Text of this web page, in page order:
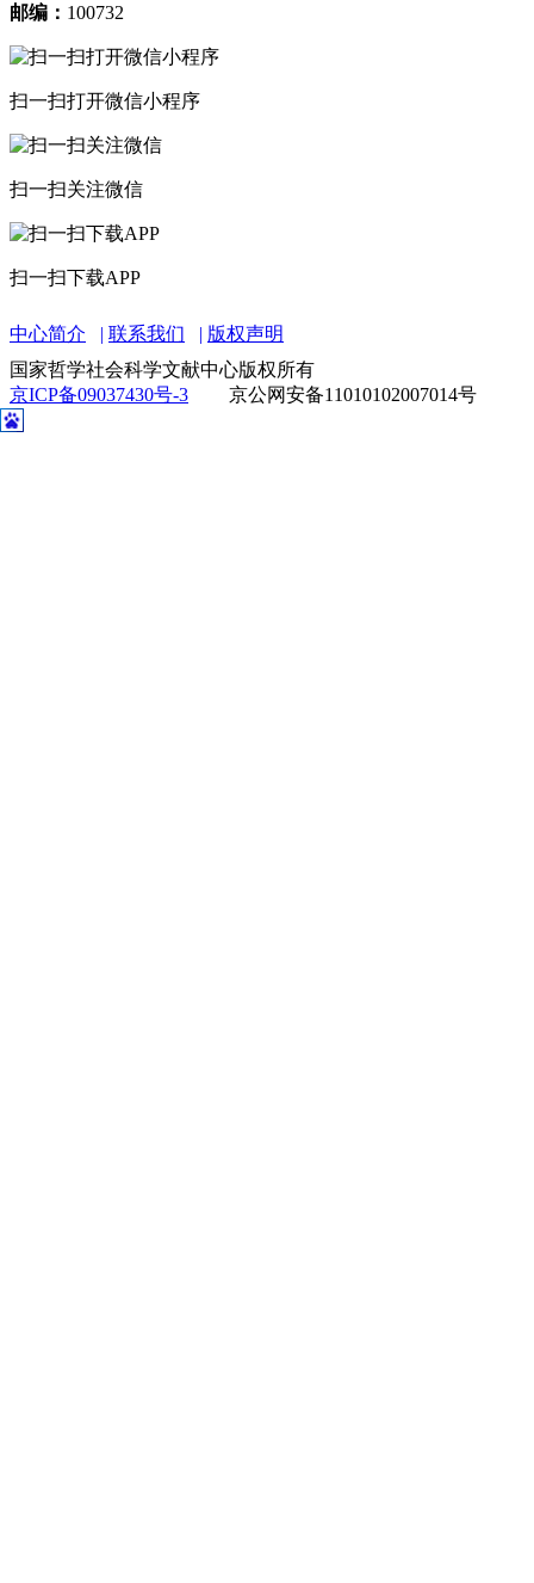
邮编： 100732
扫一扫打开微信小程序
扫一扫关注微信
扫一扫下载APP
中心简介 联系我们
版权声明
国家哲学社会科学文献中心版权所有
京ICP备09037430号-3
京公网安备11010102007014号